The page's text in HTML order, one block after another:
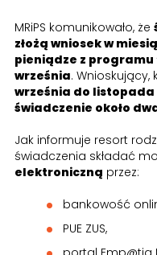
MRiPS komunikowało, że
złożą wniosek w
pieniądze z
września. Wnioskujący,
września do
świadczenie około
Jak informuje resort
świadczenia składać
elektroniczną przez:
bankowość
PUE ZUS,